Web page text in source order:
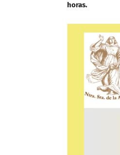
horas.